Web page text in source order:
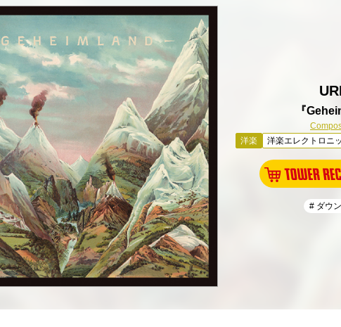
『
洋楽
洋楽エレクトロニ
# ダウ